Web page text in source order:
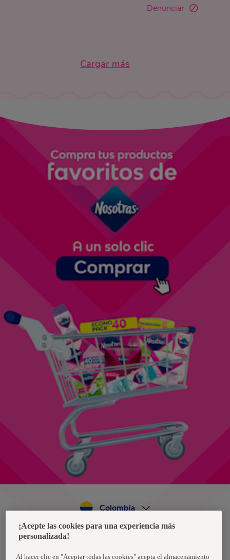
Denunciar
Cargar más
Política de privacidad de datos
Colombia
¡Acepte las cookies para una experiencia más
personalizada!
Al hacer clic en "Aceptar todas las cookies" acepta el almacenamiento